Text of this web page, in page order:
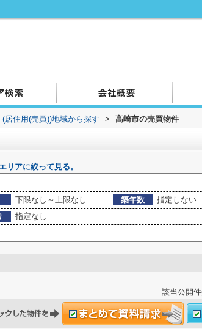
(居住用(売買))地域から探す > 高崎市の売買物件
リアに絞って見る。
下限なし～上限なし 築年数
指定しない
指定なし
該当公開